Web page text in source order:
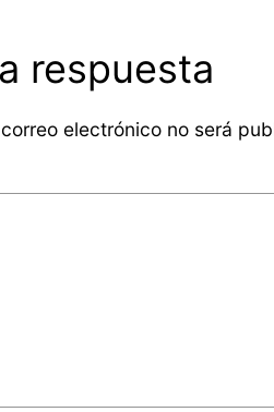
respuesta
electrónico no será